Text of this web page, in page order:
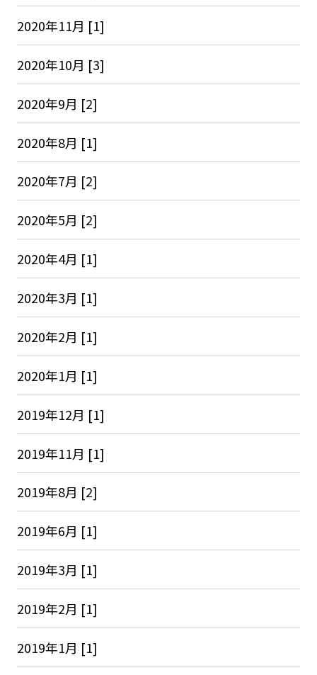
2020年11月 [1]
2020年10月 [3]
2020年9月 [2]
2020年8月 [1]
2020年7月 [2]
2020年5月 [2]
2020年4月 [1]
2020年3月 [1]
2020年2月 [1]
2020年1月 [1]
2019年12月 [1]
2019年11月 [1]
2019年8月 [2]
2019年6月 [1]
2019年3月 [1]
2019年2月 [1]
2019年1月 [1]